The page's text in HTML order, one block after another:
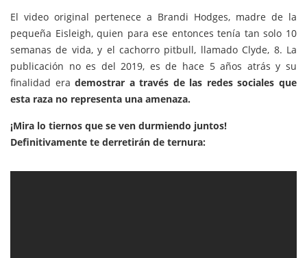
El video original pertenece a Brandi Hodges, madre de la
pequeña Eisleigh, quien para ese entonces tenía tan solo 10
semanas de vida, y el cachorro pitbull, llamado Clyde, 8. La
publicación no es del 2019, es de hace 5 años atrás y su
finalidad erademostrar a través de las redes sociales que
esta raza no representa una amenaza.
¡Mira lo tiernos que se ven durmiendo juntos!
Definitivamente te derretirán de ternura: